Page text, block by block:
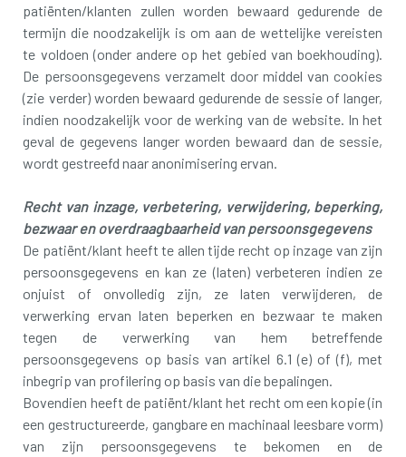
patiënten/klanten zullen worden bewaard gedurende de
termijn die noodzakelijk is om aan de wettelijke vereisten
te voldoen (onder andere op het gebied van boekhouding).
De persoonsgegevens verzamelt door middel van cookies
(zie verder) worden bewaard gedurende de sessie of langer,
indien noodzakelijk voor de werking van de website. In het
geval de gegevens langer worden bewaard dan de sessie,
wordt gestreefd naar anonimisering ervan.
Recht van inzage, verbetering, verwijdering, beperking,
bezwaar en overdraagbaarheid van persoonsgegevens
De patiënt/klant heeft te allen tijde recht op inzage van zijn
persoonsgegevens en kan ze (laten) verbeteren indien ze
onjuist of onvolledig zijn, ze laten verwijderen, de
verwerking ervan laten beperken en bezwaar te maken
tegen de verwerking van hem betreffende
persoonsgegevens op basis van artikel 6.1 (e) of (f), met
inbegrip van profilering op basis van die bepalingen.
Bovendien heeft de patiënt/klant het recht om een kopie (in
een gestructureerde, gangbare en machinaal leesbare vorm)
van zijn persoonsgegevens te bekomen en de